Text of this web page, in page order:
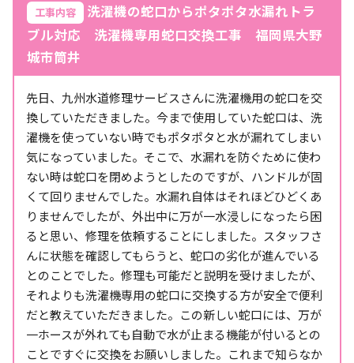
工事内容
洗濯機の蛇口からポタポタ水漏れトラ
ブル対応 洗濯機専用蛇口交換工事 福岡県大野
城市筒井
先日、九州水道修理サービスさんに洗濯機用の蛇口を交
換していただきました。今まで使用していた蛇口は、洗
濯機を使っていない時でもポタポタと水が漏れてしまい
気になっていました。そこで、水漏れを防ぐために使わ
ない時は蛇口を閉めようとしたのですが、ハンドルが固
くて回りませんでした。水漏れ自体はそれほどひどくあ
りませんでしたが、外出中に万が一水浸しになったら困
ると思い、修理を依頼することにしました。スタッフさ
んに状態を確認してもらうと、蛇口の劣化が進んでいる
とのことでした。修理も可能だと説明を受けましたが、
それよりも洗濯機専用の蛇口に交換する方が安全で便利
だと教えていただきました。この新しい蛇口には、万が
一ホースが外れても自動で水が止まる機能が付いるとの
ことですぐに交換をお願いしました。これまで知らなか